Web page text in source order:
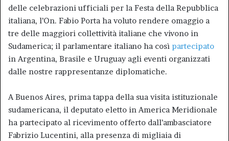
delle celebrazioni ufficiali per la Festa della Repubblica
italiana, l’On. Fabio Porta ha voluto rendere omaggio a
tre delle maggiori collettività italiane che vivono in
Sudamerica; il parlamentare italiano ha così partecipato
in Argentina, Brasile e Uruguay agli eventi organizzati
dalle nostre rappresentanze diplomatiche.
A Buenos Aires, prima tappa della sua visita istituzionale
sudamericana, il deputato eletto in America Meridionale
ha partecipato al ricevimento offerto dall’ambasciatore
Fabrizio Lucentini, alla presenza di migliaia di